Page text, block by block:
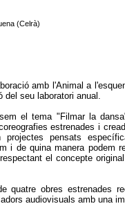
(Celrà)
amb l'Animal a
del seu laboratori anual.
el tema "Filmar la
estrenades i
projectes pensats
i de quina manera podem
el concepte
quatre obres estrenades
audiovisuals amb una